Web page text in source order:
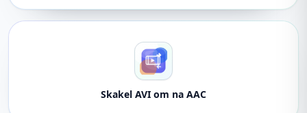
Skakel AVI om na AAC